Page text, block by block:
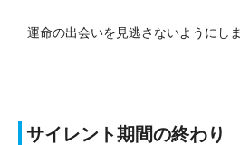
運命の出会いを見逃さないようにし
サイレント期間の終わり